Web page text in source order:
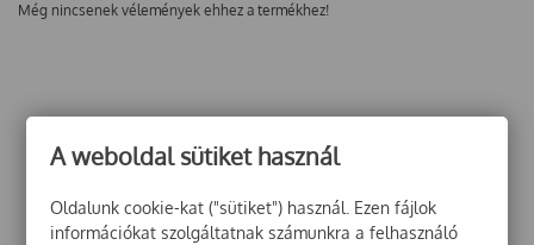
Még nincsenek vélemények ehhez a termékhez!
A weboldal sütiket használ
Oldalunk cookie-kat ("sütiket") használ. Ezen fájlok
információkat szolgáltatnak számunkra a felhasználó